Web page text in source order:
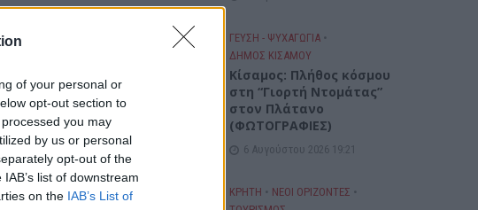
of your personal or
opt-out section to
you may
by us or personal
opt-out of the
list of downstream
on the IAB’s List of
ΓΕΎΣΗ - ΨΥΧΑΓΩΓΊΑ •
ΔΉΜΟΣ ΚΙΣΆΜΟΥ
Κίσαμος: Πλήθος κόσμου
στη “Γιορτή Ντομάτας”
στον Πλάτανο
(ΦΩΤΟΓΡΑΦΙΕΣ)
6 Αυγούστου 2026 19:21
ΚΡΗΤΗ • ΝΕΟΙ ΟΡΙΖΟΝΤΕΣ •